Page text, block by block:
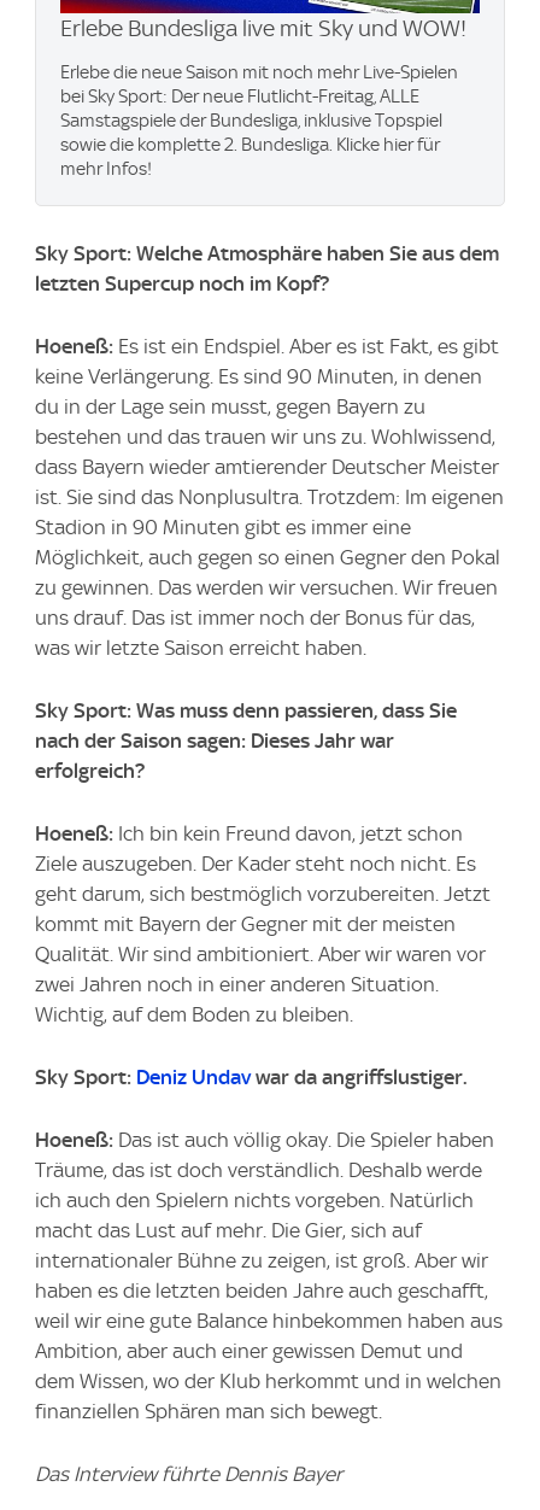
Erlebe Bundesliga live mit Sky und WOW​!
Erlebe die neue Saison mit noch mehr Live-Spielen
bei Sky Sport: Der neue Flutlicht-Freitag, ALLE
Samstagspiele der Bundesliga, inklusive Topspiel
sowie die komplette 2. Bundesliga. Klicke hier für
mehr Infos!
Sky Sport: Welche Atmosphäre haben Sie aus dem
letzten Supercup noch im Kopf?
Hoeneß: Es ist ein Endspiel. Aber es ist Fakt, es gibt
keine Verlängerung. Es sind 90 Minuten, in denen
du in der Lage sein musst, gegen Bayern zu
bestehen und das trauen wir uns zu. Wohlwissend,
dass Bayern wieder amtierender Deutscher Meister
ist. Sie sind das Nonplusultra. Trotzdem: Im eigenen
Stadion in 90 Minuten gibt es immer eine
Möglichkeit, auch gegen so einen Gegner den Pokal
zu gewinnen. Das werden wir versuchen. Wir freuen
uns drauf. Das ist immer noch der Bonus für das,
was wir letzte Saison erreicht haben.
Sky Sport: Was muss denn passieren, dass Sie
nach der Saison sagen: Dieses Jahr war
erfolgreich?
Hoeneß: Ich bin kein Freund davon, jetzt schon
Ziele auszugeben. Der Kader steht noch nicht. Es
geht darum, sich bestmöglich vorzubereiten. Jetzt
kommt mit Bayern der Gegner mit der meisten
Qualität. Wir sind ambitioniert. Aber wir waren vor
zwei Jahren noch in einer anderen Situation.
Wichtig, auf dem Boden zu bleiben.
Sky Sport: Deniz Undavwar da angriffslustiger.
Hoeneß: Das ist auch völlig okay. Die Spieler haben
Träume, das ist doch verständlich. Deshalb werde
ich auch den Spielern nichts vorgeben. Natürlich
macht das Lust auf mehr. Die Gier, sich auf
internationaler Bühne zu zeigen, ist groß. Aber wir
haben es die letzten beiden Jahre auch geschafft,
weil wir eine gute Balance hinbekommen haben aus
Ambition, aber auch einer gewissen Demut und
dem Wissen, wo der Klub herkommt und in welchen
finanziellen Sphären man sich bewegt.
Das Interview führte Dennis Bayer